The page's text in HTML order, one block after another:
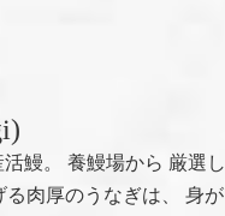
鰻。 養鰻場から 厳選
肉厚のうなぎは、 身が